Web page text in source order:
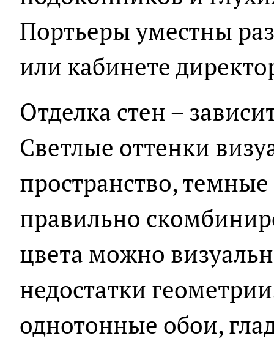
Портьеры уместны
или кабинете
Отделка стен –
Светлые оттенки
пространство,
правильно
цвета можно
недостатки
однотонные обои,